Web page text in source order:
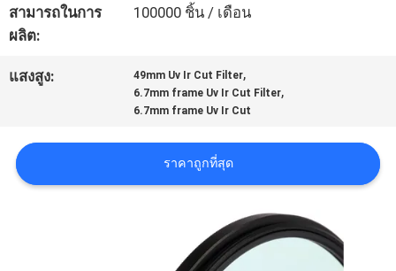
เรา
ขอ
เสนอ
สามารถในการ
ผลิต:
100000 ชิ้น / เดือน
แสงสูง: 49mm Uv Ir Cut Filter,
6.7mm frame Uv Ir Cut Filter,
6.7mm frame Uv Ir Cut
ราคาถูกที่สุด